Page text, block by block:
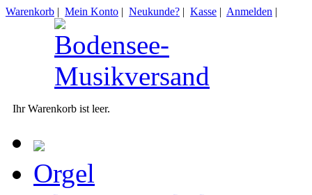
Warenkorb | Mein Konto | Neukunde? | Kasse | Anmelden |
Ihr Warenkorb ist leer.
Orgel